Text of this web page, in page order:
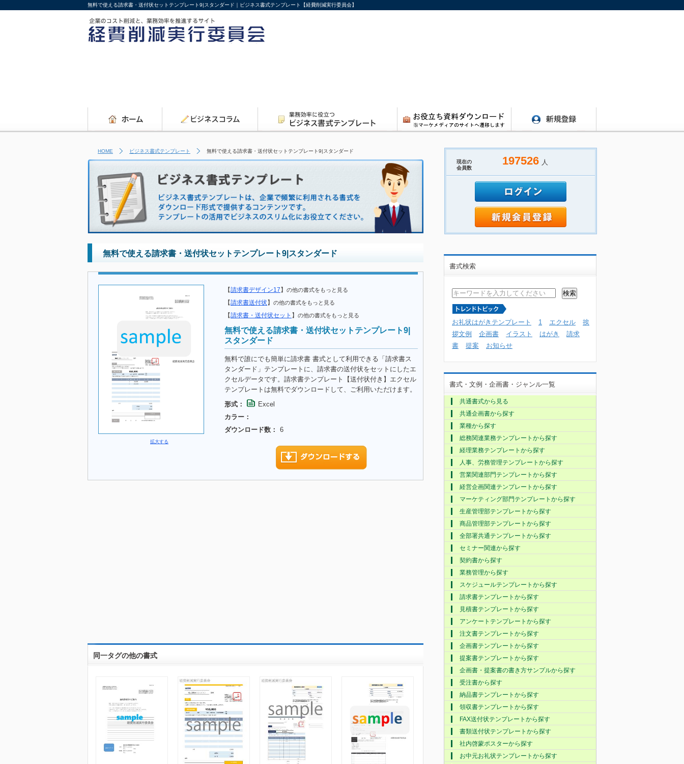
無料で使える請求書・送付状セットテンプレート9|スタンダード｜ビジネス書式テンプレート【経費削減実行委員会】
HOME ビジネス書式テンプレート 無料で使える請求書・送付状セットテンプレート9|スタンダード
無料で使える請求書・送付状セットテンプレート9|スタンダード
拡大する
【請求書デザイン17】 の他の書式をもっと見る
【請求書送付状】 の他の書式をもっと見る
【請求書・送付状セット 】 の他の書式をもっと見る
無料で使える請求書・送付状セットテンプレート9|
スタンダード
無料で誰にでも簡単に請求書 書式として利用できる「請求書ス
タンダード」テンプレートに、請求書の送付状をセットにしたエ
クセルデータです。請求書テンプレート【送付状付き】エクセル
テンプレートは無料でダウンロードして、ご利用いただけます。
形式：
Excel
カラー：
ダウンロード数：
6
同一タグの他の書式
現在の
会員数
197526 人
書式検索
お礼状はがきテンプレート 1 エクセル
挨
拶文例
企画書 イラスト はがき
請求
書
提案 お知らせ
書式・文例・企画書・ジャンル一覧
共通書式から見る
共通企画書から探す
業種から探す
総務関連業務テンプレートから探す
経理業務テンプレートから探す
人事、労務管理テンプレートから探す
営業関連部門テンプレートから探す
経営企画関連テンプレートから探す
マーケティング部門テンプレートから探す
生産管理部テンプレートから探す
商品管理部テンプレートから探す
全部署共通テンプレートから探す
セミナー関連から探す
契約書から探す
業務管理から探す
スケジュールテンプレートから探す
請求書テンプレートから探す
見積書テンプレートから探す
アンケートテンプレートから探す
注文書テンプレートから探す
企画書テンプレートから探す
提案書テンプレートから探す
企画書・提案書の書き方サンプルから探す
受注書から探す
納品書テンプレートから探す
領収書テンプレートから探す
FAX送付状テンプレートから探す
書類送付状テンプレートから探す
社内啓蒙ポスターから探す
お中元お礼状テンプレートから探す